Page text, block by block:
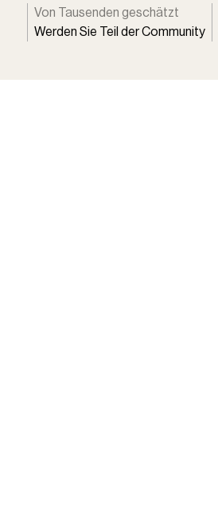
Von Tausenden geschätzt
Werden Sie Teil der Community